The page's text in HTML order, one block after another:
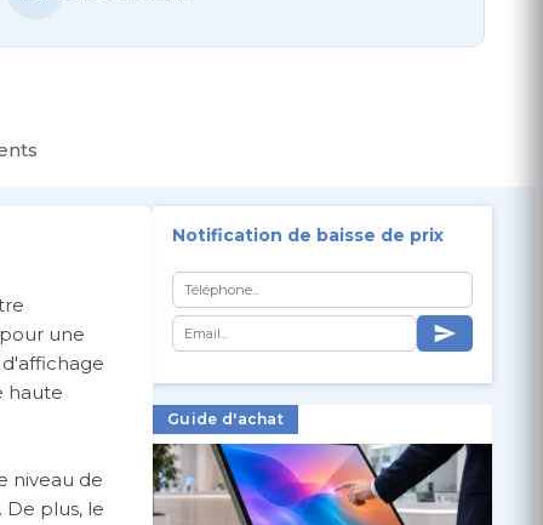
une
haute
niveau de
plus, le
Notification de baisse de prix
Guide d'achat